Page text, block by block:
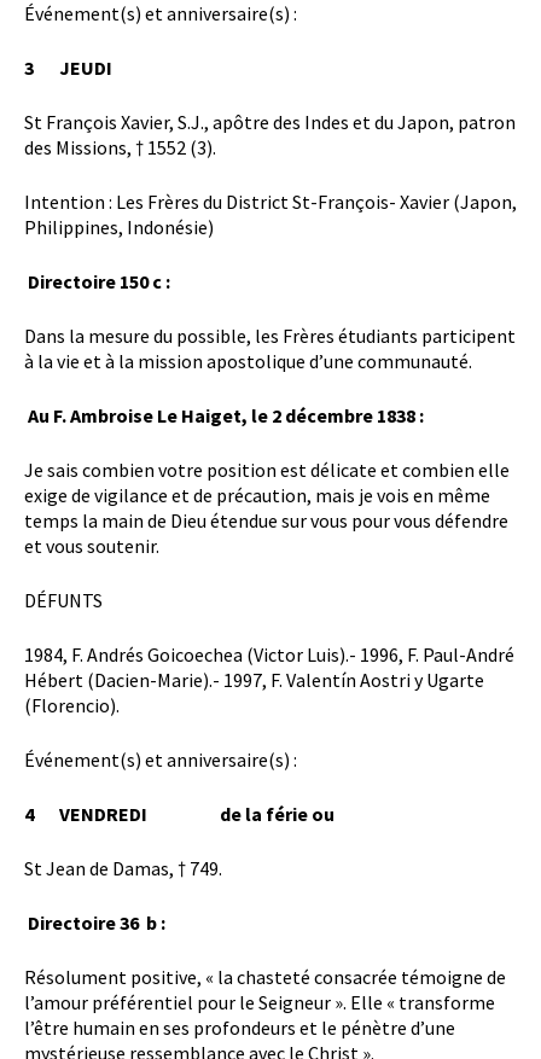
Événement(s) et anniversaire(s) :
3 JEUDI
St François Xavier, S.J., apôtre des Indes et du Japon, patron
des Missions, † 1552 (3).
Intention : Les Frères du District St-François- Xavier (Japon,
Philippines, Indonésie)
Directoire 150 c :
Dans la mesure du possible, les Frères étudiants participent
à la vie et à la mission apostolique d’une communauté.
Au F. Ambroise Le Haiget, le 2 décembre 1838 :
Je sais combien votre position est délicate et combien elle
exige de vigilance et de précaution, mais je vois en même
temps la main de Dieu étendue sur vous pour vous défendre
et vous soutenir.
DÉFUNTS
1984, F. Andrés Goicoechea (Victor Luis).- 1996, F. Paul-André
Hébert (Dacien-Marie).- 1997, F. Valentín Aostri y Ugarte
(Florencio).
Événement(s) et anniversaire(s) :
4 VENDREDI de la férie ou
St Jean de Damas, † 749.
Directoire 36 b :
Résolument positive, « la chasteté consacrée témoigne de
l’amour préférentiel pour le Seigneur ». Elle « transforme
l’être humain en ses profondeurs et le pénètre d’une
mystérieuse ressemblance avec le Christ ».